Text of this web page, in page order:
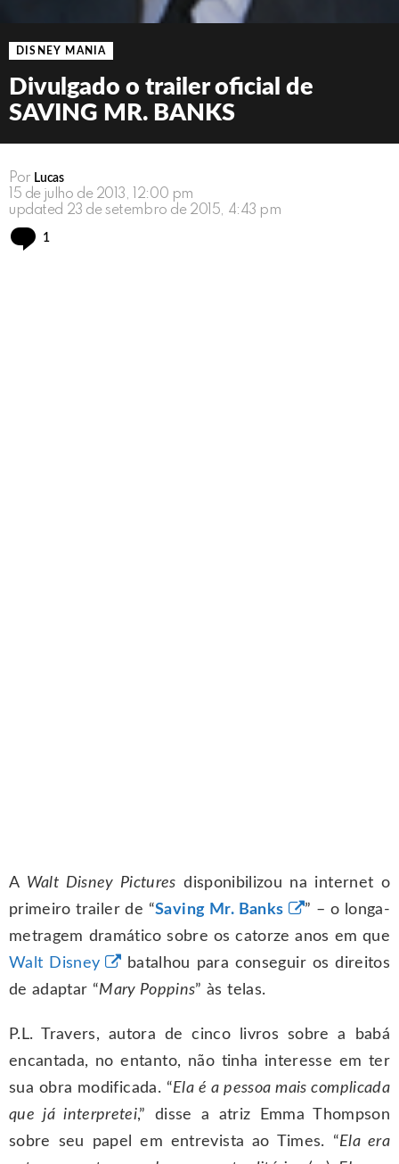
DISNEY MANIA
Divulgado o trailer oficial de
SAVING MR. BANKS
Por Lucas
15 de julho de 2013, 12:00 pm
updated 23 de setembro de 2015, 4:43 pm
1
A Walt Disney Pictures disponibilizou na internet o
primeiro trailer de “Saving Mr. Banks
” – o longa-
metragem dramático sobre os catorze anos em que
Walt Disney
batalhou para conseguir os direitos
de adaptar “Mary Poppins” às telas.
P.L. Travers, autora de cinco livros sobre a babá
encantada, no entanto, não tinha interesse em ter
sua obra modificada. “Ela é a pessoa mais complicada
que já interpretei,” disse a atriz Emma Thompson
sobre seu papel em entrevista ao Times. “Ela era